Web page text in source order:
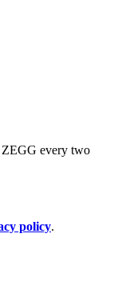
ZEGG every two
policy.